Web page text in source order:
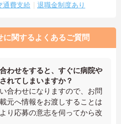
通費支給 退職金制度あり
に関するよくあるご質問
わせをすると、すぐに病院や
れてしまいますか？
合わせになりますので、お問
元へ情報をお渡しすることは
り応募の意志を伺ってから改